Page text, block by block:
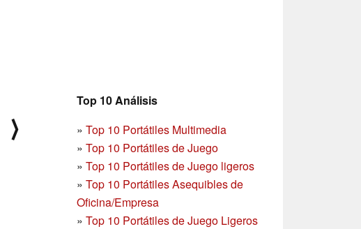
Top 10 Análisis
» Top 10 Portátiles Multimedia
» Top 10 Portátiles de Juego
» Top 10 Portátiles de Juego ligeros
» Top 10 Portátiles Asequibles de
Oficina/Empresa
» Top 10 Portátiles de Juego Ligeros
⟩